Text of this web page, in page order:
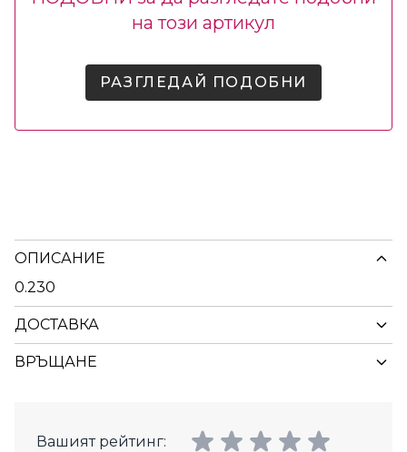
на този артикул
РАЗГЛЕДАЙ ПОДОБНИ
ОПИСАНИЕ
0.230
ДОСТАВКА
ВРЪЩАНЕ
Вашият рейтинг: